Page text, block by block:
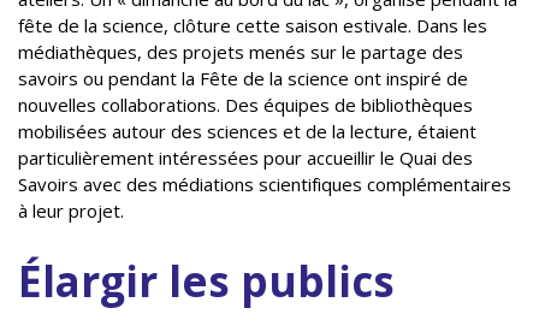
fête de la science, clôture cette saison estivale. Dans les
médiathèques, des projets menés sur le partage des
savoirs ou pendant la Fête de la science ont inspiré de
nouvelles collaborations. Des équipes de bibliothèques
mobilisées autour des sciences et de la lecture, étaient
particulièrement intéressées pour accueillir le Quai des
Savoirs avec des médiations scientifiques complémentaires
à leur projet.
Élargir les publics